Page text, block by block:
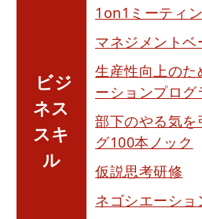
ビジ
ネス
スキ
ル
1on1ミーティ
マネジメントベ
生産性向上の
ーションプログ
部下のやる気
グ100本ノック
仮説思考研修
ネゴシエーショ